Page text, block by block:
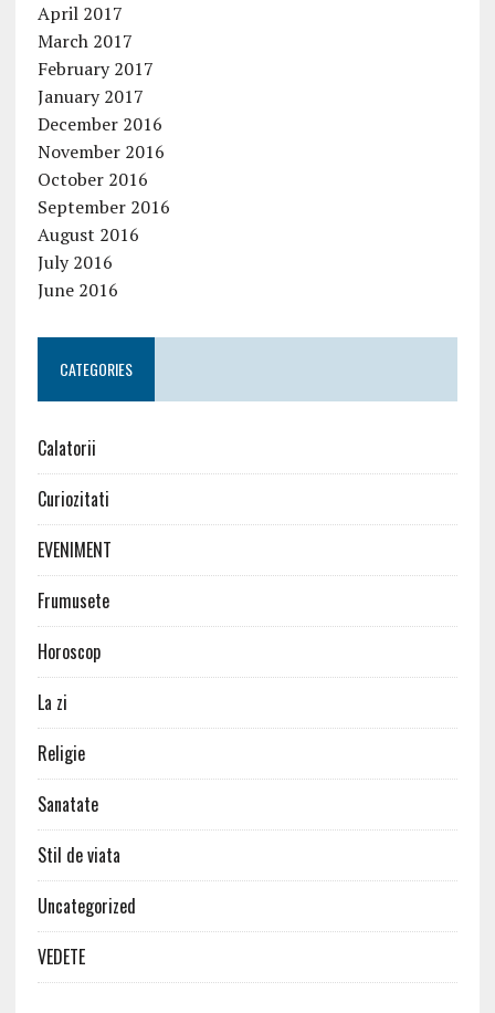
April 2017
March 2017
February 2017
January 2017
December 2016
November 2016
October 2016
September 2016
August 2016
July 2016
June 2016
CATEGORIES
Calatorii
Curiozitati
EVENIMENT
Frumusete
Horoscop
La zi
Religie
Sanatate
Stil de viata
Uncategorized
VEDETE